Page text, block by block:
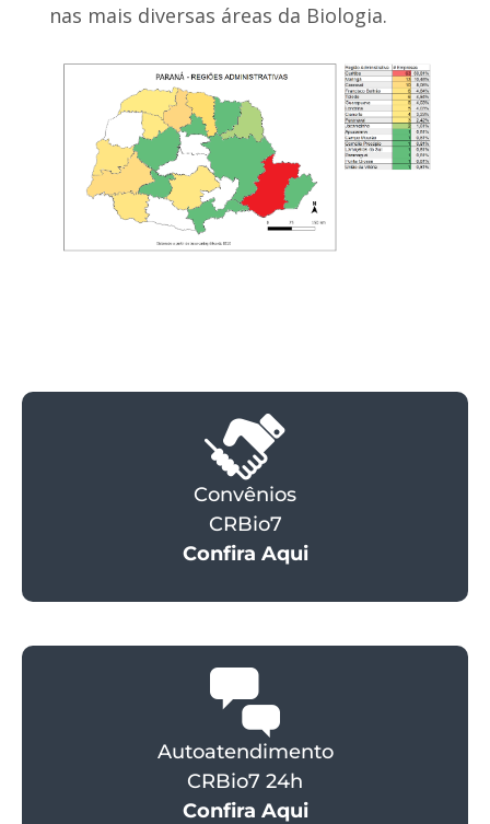
nas mais diversas áreas da Biologia.
Convênios
CRBio7
Confira Aqui
Autoatendimento
CRBio7 24h
Confira Aqui